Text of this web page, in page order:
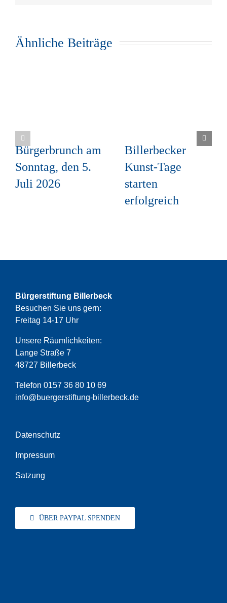
Ähnliche Beiträge
Bürgerbrunch am
Sonntag, den 5.
Juli 2026
Billerbecker
Kunst-Tage
starten
erfolgreich
Bürgerstiftung Billerbeck
Besuchen Sie uns gern:
Freitag 14-17 Uhr
Unsere Räumlichkeiten:
Lange Straße 7
48727 Billerbeck
Telefon 0157 36 80 10 69
info@buergerstiftung-billerbeck.de
Datenschutz
Impressum
Satzung
ÜBER PAYPAL SPENDEN